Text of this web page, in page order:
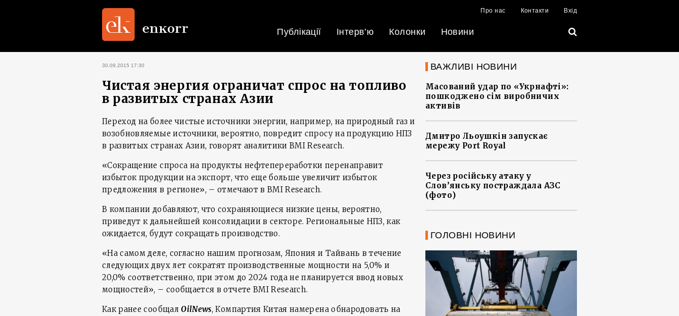
Про нас Контакти Вхід
Публікації Інтерв’ю Колонки Новини
30.09.2015 17:30
Чистая энергия ограничат спрос на топливо
в развитых странах Азии
Переход на более чистые источники энергии, например, на природный газ и
возобновляемые источники, вероятно, повредит спросу на продукцию НПЗ
в развитых странах Азии, говорят аналитики BMI Research.
«Сокращение спроса на продукты нефтепереработки перенаправит
избыток продукции на экспорт, что еще больше увеличит избыток
предложения в регионе», – отмечают в BMI Research.
В компании добавляют, что сохраняющиеся низкие цены, вероятно,
приведут к дальнейшей консолидации в секторе. Региональные НПЗ, как
ожидается, будут сокращать производство.
«На самом деле, согласно нашим прогнозам, Япония и Тайвань в течение
следующих двух лет сократят производственные мощности на 5,0% и
20,0% соответственно, при этом до 2024 года не планируется ввод новых
мощностей», – сообщается в отчете BMI Research.
Как ранее сообщалOilNews, Компартия Китая намерена обнародовать на
ВАЖЛИВІ НОВИНИ
Масований удар по «Укрнафті»:
пошкоджено сім виробничих
активів
Дмитро Льоушкін запускає
мережу Port Royal
Через російську атаку у
Слов’янську постраждала АЗС
(фото)
ГОЛОВНІ НОВИНИ